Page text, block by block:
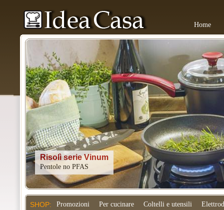
Home
Kitchenaid
SHOP: Promozioni Per cucinare Coltelli e utensili